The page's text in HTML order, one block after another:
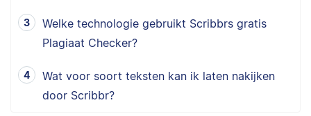
Welke technologie gebruikt Scribbrs gratis
Plagiaat Checker?
Wat voor soort teksten kan ik laten nakijken
door Scribbr?